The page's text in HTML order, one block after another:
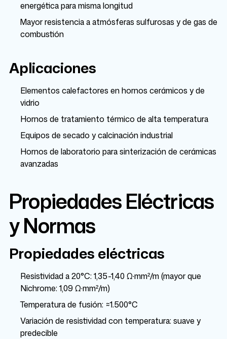
energética para misma longitud
Mayor resistencia a atmósferas sulfurosas y de gas de
combustión
Aplicaciones
Elementos calefactores en hornos cerámicos y de
vidrio
Hornos de tratamiento térmico de alta temperatura
Equipos de secado y calcinación industrial
Hornos de laboratorio para sinterización de cerámicas
avanzadas
Propiedades Eléctricas
y Normas
Propiedades eléctricas
Resistividad a 20°C: 1,35-1,40 Ω·mm²/m (mayor que
Nichrome: 1,09 Ω·mm²/m)
Temperatura de fusión: ≈1.500°C
Variación de resistividad con temperatura: suave y
predecible